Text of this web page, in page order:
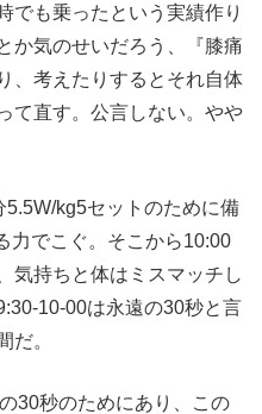
でも乗ったという実績作り
か気のせいだろう、『膝痛
、考えたりするとそれ自体
て直す。公言しない。やや
kg5セットのために備
力でこぐ。そこから10:00
気持ちと体はミスマッチし
10-00は永遠の30秒と言
だ。
30秒のためにあり、この